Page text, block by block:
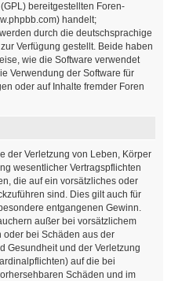
(GPL) bereitgestellten Foren-
handelt;
durch die deutschsprachige
Verfügung gestellt. Beide haben
wie die Software verwendet
Verwendung der Software für
oder auf Inhalte fremder Foren
der Verletzung von Leben, Körper
wesentlicher Vertragspflichten
die auf ein vorsätzliches oder
sind. Dies gilt auch für
entgangenen Gewinn.
außer bei vorsätzlichem
oder bei Schäden aus der
Gesundheit und der Verletzung
auf die bei
Schäden und im